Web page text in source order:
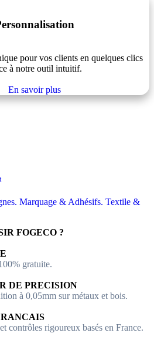
pour vos clients en quelques clics
à notre outil intuitif.
En savoir plus
Marquage & Adhésifs. Textile &
FOGECO ?
​gratuite.
DE PRECISION
à 0,05mm sur métaux et bois.
contrôles ​rigoureux basés en France.